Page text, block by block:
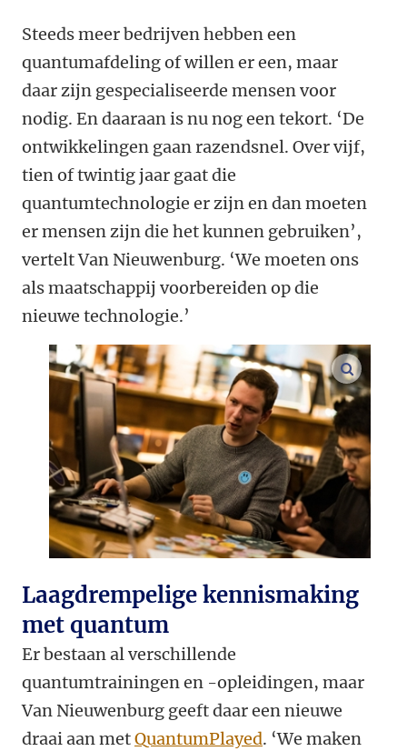
Steeds meer bedrijven hebben een
quantumafdeling of willen er een, maar
daar zijn gespecialiseerde mensen voor
nodig. En daaraan is nu nog een tekort. ‘De
ontwikkelingen gaan razendsnel. Over vijf,
tien of twintig jaar gaat die
quantumtechnologie er zijn en dan moeten
er mensen zijn die het kunnen gebruiken’,
vertelt Van Nieuwenburg. ‘We moeten ons
als maatschappij voorbereiden op die
nieuwe technologie.’
Laagdrempelige kennismaking
met quantum
Er bestaan al verschillende
quantumtrainingen en -opleidingen, maar
Van Nieuwenburg geeft daar een nieuwe
draai aan metQuantumPlayed. ‘We maken